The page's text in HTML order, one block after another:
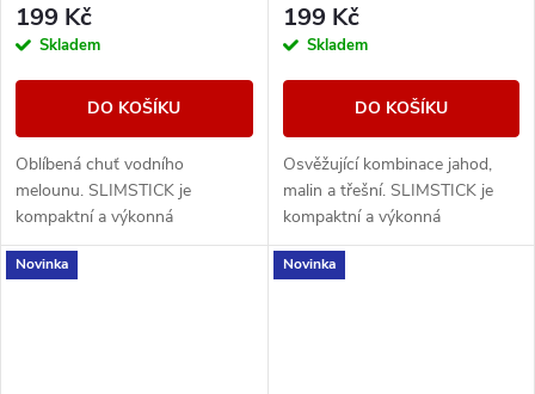
199 Kč
Skladem
DO KOŠÍKU
Oblíbená chuť vodního
melounu. SLIMSTICK je
kompaktní a výkonná
elektronická cigareta s
předplněnou cartridgí o objemu
199 Kč
Skladem
DO KOŠÍKU
Osvěžující kombinace jahod,
malin a třešní. SLIMSTICK je
kompaktní a výkonná
elektronická cigareta s
předplněnou cartridgí o objemu
Novinka Novinka